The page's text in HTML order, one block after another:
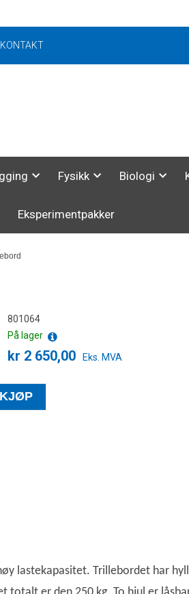
KONTAKT
Fysikk Biologi
Eksperimentpakker
801064
På lager
kr 2 650,00 Eks. MVA
lastekapasitet. Trillebordet har